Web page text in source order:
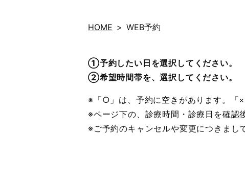
HOME WEB予約
①予約したい日を選択してください。
②希望時間帯を、選択してください。
※「○」は、予約に空きがあります。「
※ページ下の、診療時間・診療日を確認
※ご予約のキャンセルや変更につきまし